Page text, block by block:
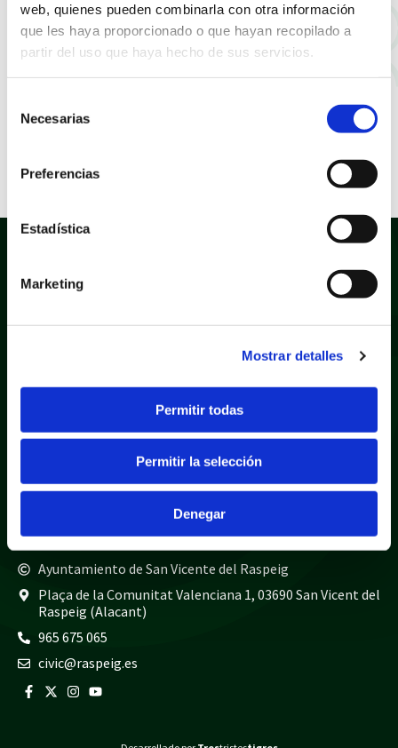
web, quienes pueden combinarla con otra información
que les haya proporcionado o que hayan recopilado a
partir del uso que haya hecho de sus servicios.
Necesarias
Preferencias
Estadística
Marketing
Mostrar detalles
Permitir todas
Permitir la selección
Denegar
Teléfonos de interés
Guardia civil
965 675 814
Ayuntamiento de San Vicente del Raspeig
Plaça de la Comunitat Valenciana 1, 03690 San Vicent del
Raspeig (Alacant)
965 675 065
civic@raspeig.es